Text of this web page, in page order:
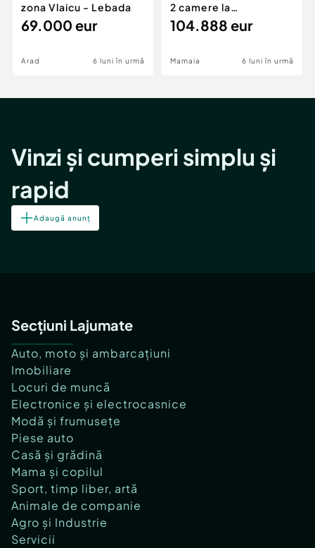
zona Vlaicu - Lebada
69.000 eur
Arad 6 luni în urmă
2 camere la
cheie,langa Mega
104.888 eur
Mamaia 6 luni în urmă
Vinzi și cumperi simplu și
rapid
Adaugă anunț
Secțiuni Lajumate
Auto, moto și ambarcațiuni
Imobiliare
Locuri de muncă
Electronice și electrocasnice
Modă și frumusețe
Piese auto
Casă și grădină
Mama și copilul
Sport, timp liber, artă
Animale de companie
Agro și Industrie
Servicii